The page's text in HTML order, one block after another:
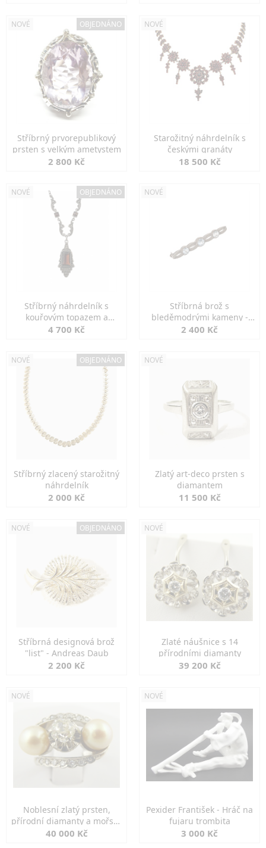
NOVÉ OBJEDNÁNO
Stříbrný prvorepublikový
prsten s velkým ametystem
2 800 Kč
NOVÉ
Starožitný náhrdelník s
českými granáty
18 500 Kč
NOVÉ OBJEDNÁNO
Stříbrný náhrdelník s
kouřovým topazem a
markazity
4 700 Kč
NOVÉ
Stříbrná brož s
bleděmodrými kameny -
jemná elegance
2 400 Kč
NOVÉ OBJEDNÁNO
Stříbrný zlacený starožitný
náhrdelník
2 000 Kč
NOVÉ
Zlatý art-deco prsten s
diamantem
11 500 Kč
NOVÉ OBJEDNÁNO
Stříbrná designová brož
"list" - Andreas Daub
2 200 Kč
NOVÉ
Zlaté náušnice s 14
přírodními diamanty
39 200 Kč
NOVÉ
Noblesní zlatý prsten,
přírodní diamanty a mořské
perly
40 000 Kč
NOVÉ
Pexider František - Hráč na
fujaru trombita
3 000 Kč